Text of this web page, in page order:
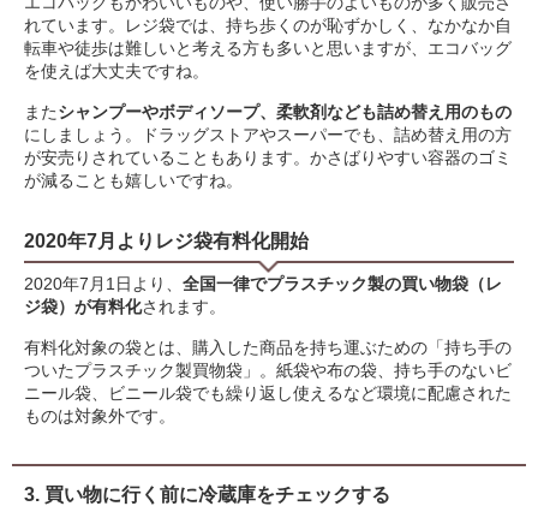
れています。レジ袋では、持ち歩くのが恥ずかしく、なかなか自
転車や徒歩は難しいと考える方も多いと思いますが、エコバッグ
を使えば大丈夫ですね。
またシャンプーやボディソープ、柔軟剤なども詰め替え用のもの
にしましょう。ドラッグストアやスーパーでも、詰め替え用の方
が安売りされていることもあります。かさばりやすい容器のゴミ
が減ることも嬉しいですね。
2020年7月よりレジ袋有料化開始
2020年7月1日より、 全国一律でプラスチック製の買い物袋（レ
ジ袋）が有料化されます。
有料化対象の袋とは、購入した商品を持ち運ぶための「持ち手の
ついたプラスチック製買物袋」。紙袋や布の袋、持ち手のないビ
ニール袋、ビニール袋でも繰り返し使えるなど環境に配慮された
ものは対象外です。
3. 買い物に行く前に冷蔵庫をチェックする